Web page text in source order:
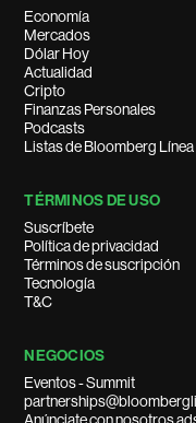
Economía
Mercados
Dólar Hoy
Actualidad
Cripto
Finanzas Personales
Podcasts
Listas de Bloomberg Línea
TÉRMINOS DE USO
Suscríbete
Política de privacidad
Términos de suscripción
Tecnología
T&C
NEGOCIOS
Eventos - Summit